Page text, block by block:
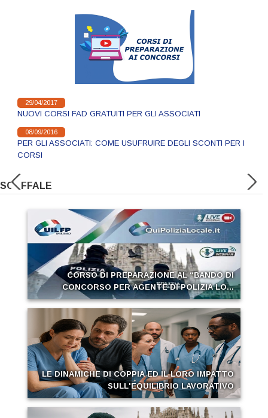
29/04/2017
NUOVI CORSI FAD GRATUITI PER GLI ASSOCIATI
08/09/2016
PER GLI ASSOCIATI: COME USUFRUIRE DEGLI SCONTI PER I
CORSI
SCAFFALE
CORSO DI PREPARAZIONE AL “BANDO DI
CONCORSO PER AGENTE DI POLIZIA LO...
LE DINAMICHE DI COPPIA ED IL LORO IMPATTO
SULL'EQUILIBRIO LAVORATIVO